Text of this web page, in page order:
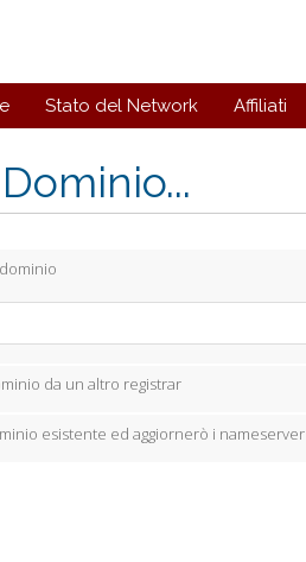
Stato del Network Affiliati
da un altro registrar
esistente ed aggiornerò i nameserver